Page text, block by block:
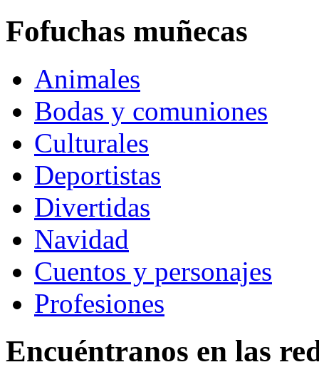
Fofuchas muñecas
Animales
Bodas y comuniones
Culturales
Deportistas
Divertidas
Navidad
Cuentos y personajes
Profesiones
Encuéntranos en las